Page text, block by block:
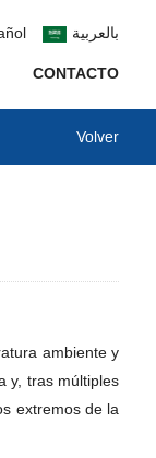
بالعربية
CONTACTO
Volver
ambiente y
y, tras múltiples
extremos de la